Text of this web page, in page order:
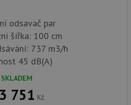
odsavač par
šířka: 100 cm
737 m3/h
45 dB(A)
SKLADEM
751 Kč